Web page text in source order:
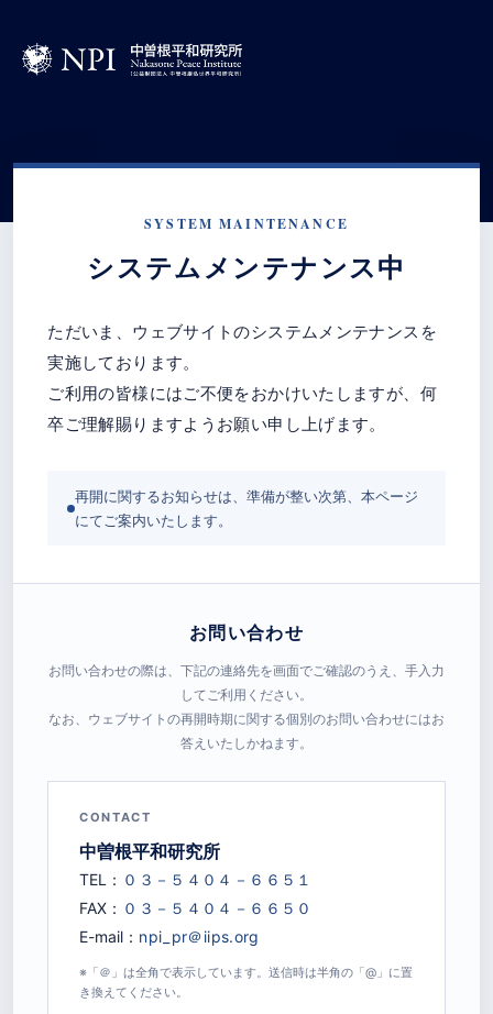
SYSTEM MAINTENANCE
システムメンテナンス中
ただいま、ウェブサイトのシステムメンテナンスを
実施しております。
ご利用の皆様にはご不便をおかけいたしますが、何
卒ご理解賜りますようお願い申し上げます。
再開に関するお知らせは、準備が整い次第、本ページ
にてご案内いたします。
お問い合わせ
お問い合わせの際は、下記の連絡先を画面でご確認のうえ、手入力
してご利用ください。
なお、ウェブサイトの再開時期に関する個別のお問い合わせにはお
答えいたしかねます。
CONTACT
中曽根平和研究所
TEL：
FAX：
E-mail：
※「＠」は全角で表示しています。送信時は半角の「@」に置
き換えてください。